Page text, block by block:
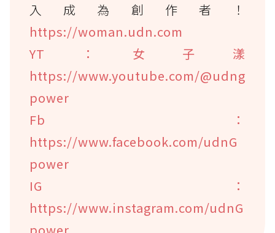
入成為創作者！
https://woman.udn.com
YT：女子漾
https://www.youtube.com/@udng
power
Fb：
https://www.facebook.com/udnG
power
IG：
https://www.instagram.com/udnG